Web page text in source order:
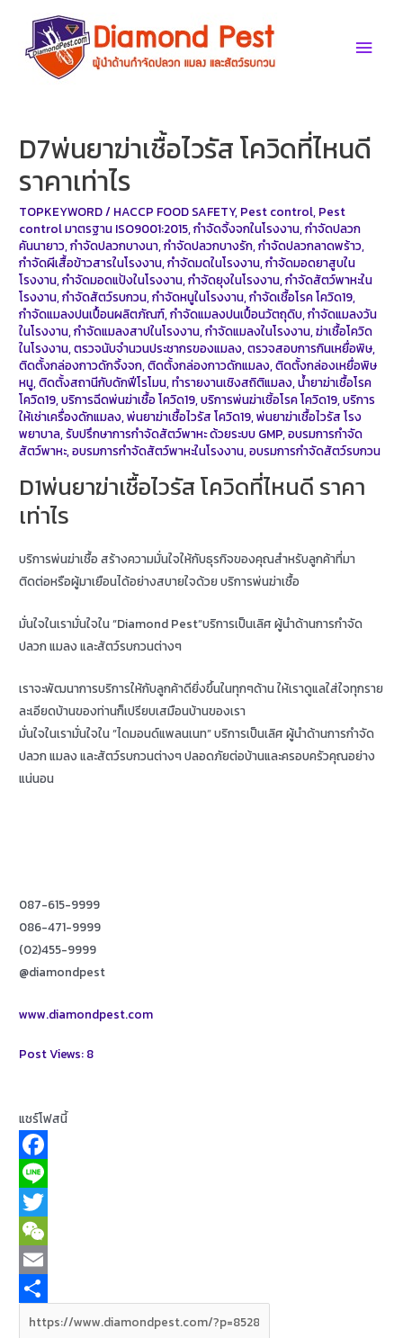
content
Main
D7พ่นยาฆ่าเชื้อไวรัส โควิดที่ไหนดี
ราคาเท่าไร
TOPKEYWORD/ HACCP FOOD SAFETY, Pest control, Pest
control มาตรฐาน ISO9001:2015,กำจัดจิ้งจกในโรงงาน,กำจัดปลวก
คันนายาว,กำจัดปลวกบางนา,กำจัดปลวกบางรัก,กำจัดปลวกลาดพร้าว,
กำจัดผีเสื้อข้าวสารในโรงงาน,กำจัดมดในโรงงาน,กำจัดมอดยาสูบใน
โรงงาน,กำจัดมอดแป้งในโรงงาน,กำจัดยุงในโรงงาน,กำจัดสัตว์พาหะใน
โรงงาน,กำจัดสัตว์รบกวน,กำจัดหนูในโรงงาน,กำจัดเชื้อโรค โควิด19,
กำจัดแมลงปนเปื้อนผลิตภัณฑ์,กำจัดแมลงปนเปื้อนวัตถุดิบ,กำจัดแมลงวัน
ในโรงงาน,กำจัดแมลงสาปในโรงงาน,กำจัดแมลงในโรงงาน,ฆ่าเชื้อโควิด
ในโรงงาน,ตรวจนับจำนวนประชากรของแมลง,ตรวจสอบการกินเหยื่อพิษ,
ติดตั้งกล่องกาวดักจิ้งจก,ติดตั้งกล่องกาวดักแมลง,ติดตั้งกล่องเหยื่อพิษ
หนู,ติดตั้งสถานีกับดักฟีโรโมน,ทำรายงานเชิงสถิติแมลง,น้ำยาฆ่าเชื้อโรค
โควิด19,บริการฉีดพ่นฆ่าเชื้อ โควิด19,บริการพ่นฆ่าเชิ้อโรค โควิด19,บริการ
ให้เช่าเครื่องดักแมลง,พ่นยาฆ่าเชื้อไวรัส โควิด19,พ่นยาฆ่าเชื้อไวรัส โรง
พยาบาล,รับปรึกษาการกำจัดสัตว์พาหะ ด้วยระบบ GMP,อบรมการกำจัด
สัตว์พาหะ,อบรมการกำจัดสัตว์พาหะในโรงงาน,อบรมการกำจัดสัตว์รบกวน
D1พ่นยาฆ่าเชื้อไวรัส โควิดที่ไหนดี ราคา
เท่าไร
บริการพ่นฆ่าเชื้อ สร้างความมั่นใจให้กับธุรกิจของคุณสำหรับลูกค้าที่มา
ติดต่อหรือผู้มาเยือนได้อย่างสบายใจด้วย บริการพ่นฆ่าเชื้อ
มั่นใจในเรามั่นใจใน “Diamond Pest”บริการเป็นเลิศ ผู้นำด้านการกำจัด
ปลวก แมลง และสัตว์รบกวนต่างๆ
เราจะพัฒนาการบริการให้กับลูกค้าดียิ่งขึ้นในทุกๆด้าน ให้เราดูแลใส่ใจทุกราย
ละเอียดบ้านของท่านก็เปรียบเสมือนบ้านของเรา
มั่นใจในเรามั่นใจใน “ไดมอนด์แพลนเนท” บริการเป็นเลิศ ผู้นำด้านการกำจัด
ปลวก แมลง และสัตว์รบกวนต่างๆ ปลอดภัยต่อบ้านและครอบครัวคุณอย่าง
แน่นอน
087-615-9999
086-471-9999
(02)455-9999
@diamondpest
www.diamondpest.com
Post Views: 8
แชร์โฟสนี้
F
a
c
e
b
L
n
e
T
w
W
eE
m